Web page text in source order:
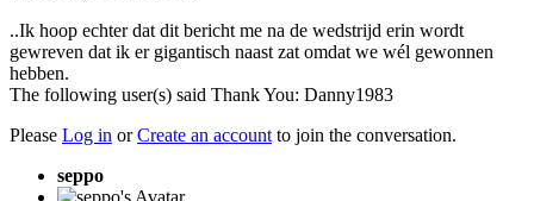
..Ik hoop echter dat dit bericht me na de wedstrijd erin wordt
gewreven dat ik er gigantisch naast zat omdat we wél gewonnen
hebben.
The following user(s) said Thank You: Danny1983
Please Log in orCreate an account to join the conversation.
seppo